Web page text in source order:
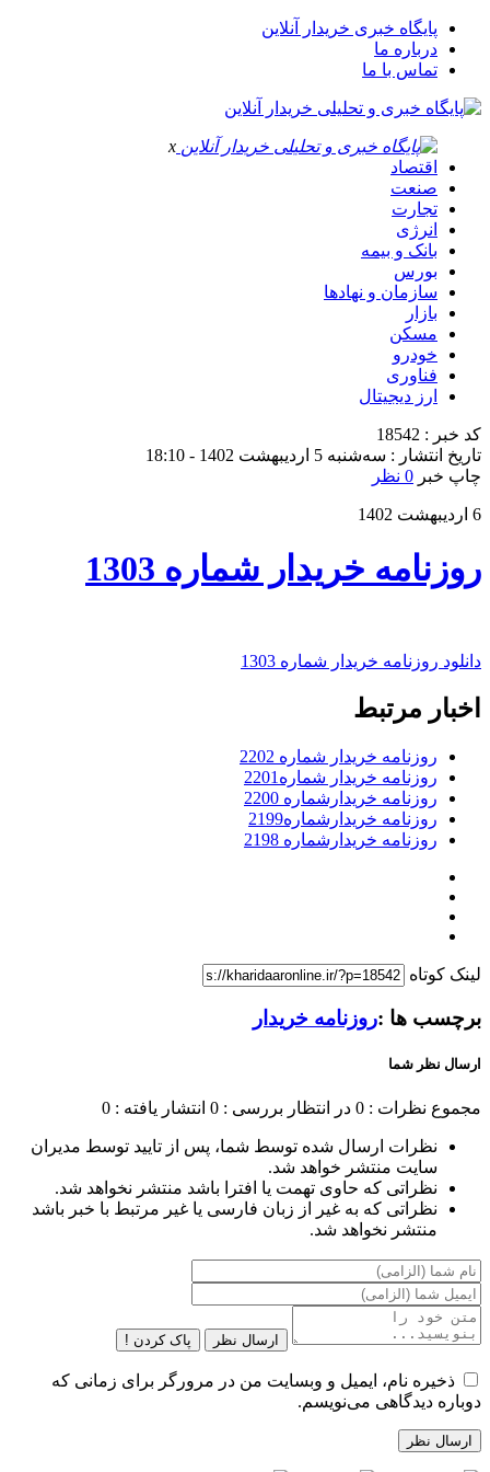
پایگاه خبری خریدار آنلاین
درباره ما
تماس با ما
x
اقتصاد
صنعت
تجارت
انرژی
بانک و بیمه
بورس
سازمان و نهادها
بازار
مسکن
خودرو
فناوری
ارز دیجیتال
کد خبر : 18542
تاریخ انتشار : سه‌شنبه 5 اردیبهشت 1402 - 18:10
چاپ خبر 0 نظر
6 اردیبهشت 1402
روزنامه خریدار شماره 1303
دانلود روزنامه خریدار شماره 1303
اخبار مرتبط
روزنامه خریدار شماره 2202
روزنامه خریدار شماره2201
روزنامه خریدارشماره 2200
روزنامه خریدارشماره2199
روزنامه خریدارشماره 2198
لینک کوتاه
برچسب ها :روزنامه خریدار
ارسال نظر شما
مجموع نظرات : 0 در انتظار بررسی : 0 انتشار یافته : 0
نظرات ارسال شده توسط شما، پس از تایید توسط مدیران
سایت منتشر خواهد شد.
نظراتی که حاوی تهمت یا افترا باشد منتشر نخواهد شد.
نظراتی که به غیر از زبان فارسی یا غیر مرتبط با خبر باشد
منتشر نخواهد شد.
ارسال نظر پاک کردن !
ذخیره نام، ایمیل و وبسایت من در مرورگر برای زمانی که
دوباره دیدگاهی می‌نویسم.